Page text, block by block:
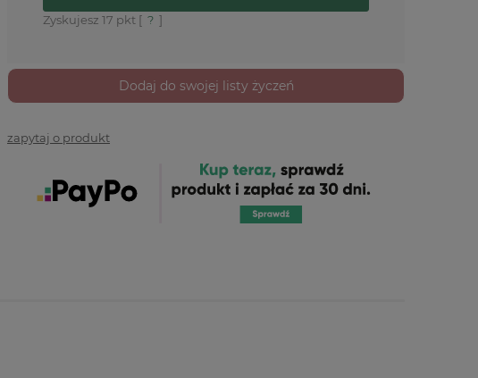
Zyskujesz 17 pkt [ ? ]
Dodaj do swojej listy życzeń
zapytaj o produkt